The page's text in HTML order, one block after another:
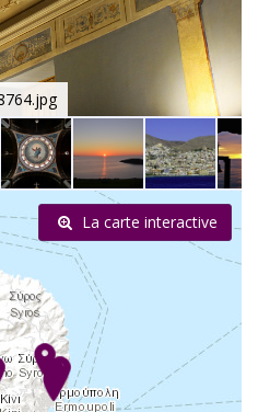
La carte interactive